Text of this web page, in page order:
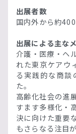
出展者数
国内外から約
出展による主な
介護・医療・ヘ
れた東京ケアウ
る実践的な商談
た。
高齢化社会の進
すます多様化・
決に向けた重要
もさらなる注目